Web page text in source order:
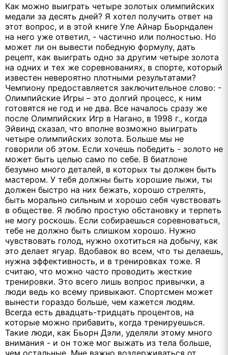
Как можно выиграть четыре золотых олимпийских
медали за десять дней? Я хотел получить ответ на
этот вопрос, и в этой книге Уле Айнар Бьорндален
на него уже ответил, - частично или полностью. Но
может ли он вывести победную формулу, дать
рецепт, как выиграть одно за другим четыре золота
на одних и тех же соревнованиях, в спорте, который
известен невероятно плотными результатами?
Чемпиону предоставляется заключительное слово: -
Олимпийские Игры – это долгий процесс, к ним
готовятся не год и не два. Все началось сразу же
после Олимпийских Игр в Нагано, в 1998 г., когда
Эйвинд сказал, что вполне возможно выиграть
четыре олимпийских золота. Больше мы не
говорили об этом. Если хочешь победить - золото не
может быть целью само по себе. В биатлоне
безумно много деталей, в которых ты должен быть
мастером. У тебя должны быть хорошие лыжи, ты
должен быстро на них бежать, хорошо стрелять,
быть морально сильным и хорошо себя чувствовать
в обществе. Я люблю простую обстановку и терпеть
не могу роскошь. Если собираешься соревноваться,
тебе не должно быть слишком хорошо. Нужно
чувствовать голод, нужно охотиться на добычу, как
это делает ягуар. Вдобавок во всем, что ты делаешь,
нужна эффективность, и в тренировках тоже. Я
считаю, что можно часто проводить жесткие
тренировки. Это всего лишь вопрос привычки, а
люди ведь ко всему привыкают. Спортсмен может
вынести гораздо больше, чем кажется людям.
Всегда есть двадцать-тридцать процентов, на
которые можно прибавить, когда тренируешься.
Такие люди, как Бьорн Дэли, уделяли этому много
внимания - и он тоже мог выжать из тела больше,
чем остальные. Мне важно воздерживаться от